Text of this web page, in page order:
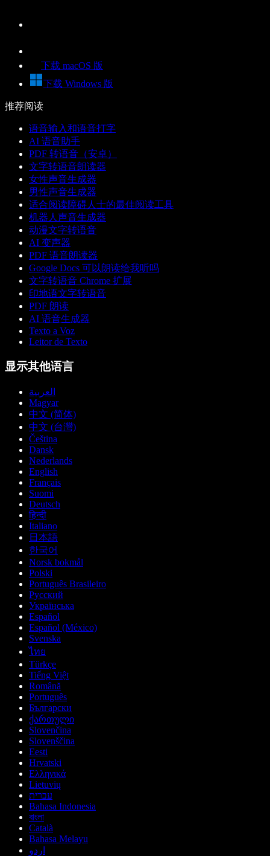
下载 macOS 版
下载 Windows 版
推荐阅读
语音输入和语音打字
AI 语音助手
PDF 转语音（安卓）
文字转语音朗读器
女性声音生成器
男性声音生成器
适合阅读障碍人士的最佳阅读工具
机器人声音生成器
动漫文字转语音
AI 变声器
PDF 语音朗读器
Google Docs 可以朗读给我听吗
文字转语音 Chrome 扩展
印地语文字转语音
PDF 朗读
AI 语音生成器
Texto a Voz
Leitor de Texto
显示其他语言
العربية
Magyar
中文 (简体)
中文 (台灣)
Čeština
Dansk
Nederlands
English
Français
Suomi
Deutsch
हिन्दी
Italiano
日本語
한국어
Norsk bokmål
Polski
Português Brasileiro
Русский
Українська
Español
Español (México)
Svenska
ไทย
Türkçe
Tiếng Việt
Română
Português
Български
ქართული
Slovenčina
Slovenščina
Eesti
Hrvatski
Ελληνικά
Lietuvių
עברית
Bahasa Indonesia
বাংলা
Català
Bahasa Melayu
اردو